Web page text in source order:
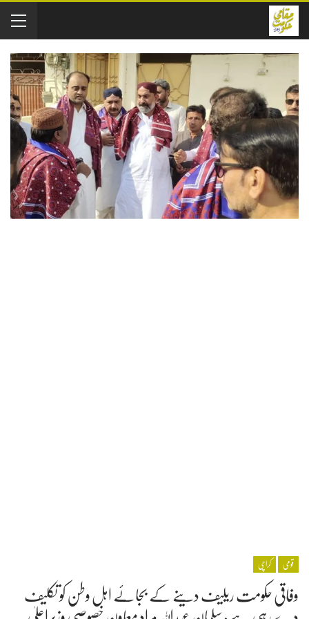
قومی کراچی
وفاقی حکومت ریلیف دینے کے بجائے اہل وطن کو تکلیف